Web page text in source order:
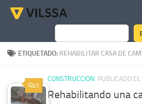
Saltar al contenido
Buscar
ETIQUETADO: REHABILITAR CASA DE
0
CONSTRUCCION PUBLICADO
Rehabilitando una